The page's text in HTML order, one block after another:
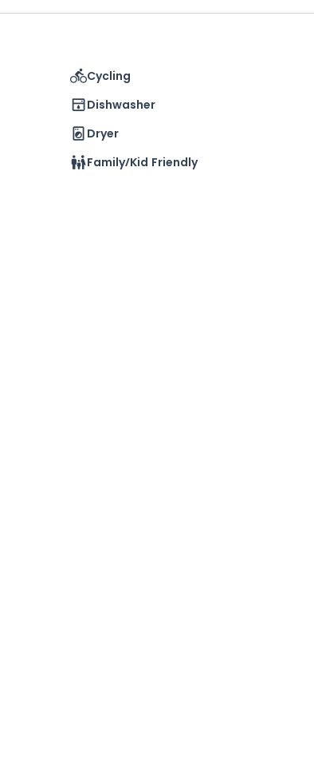
comprennent un parquet en chêne (avec
des panneaux muraux raffinés et des baies
Cycling
Dishwasher
Dryer
Family/kid Friendly